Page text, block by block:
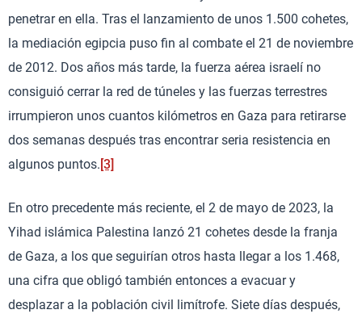
penetrar en ella. Tras el lanzamiento de unos 1.500 cohetes,
la mediación egipcia puso fin al combate el 21 de noviembre
de 2012. Dos años más tarde, la fuerza aérea israelí no
consiguió cerrar la red de túneles y las fuerzas terrestres
irrumpieron unos cuantos kilómetros en Gaza para retirarse
dos semanas después tras encontrar seria resistencia en
algunos puntos. [3]
En otro precedente más reciente, el 2 de mayo de 2023, la
Yihad islámica Palestina lanzó 21 cohetes desde la franja
de Gaza, a los que seguirían otros hasta llegar a los 1.468,
una cifra que obligó también entonces a evacuar y
desplazar a la población civil limítrofe. Siete días después,